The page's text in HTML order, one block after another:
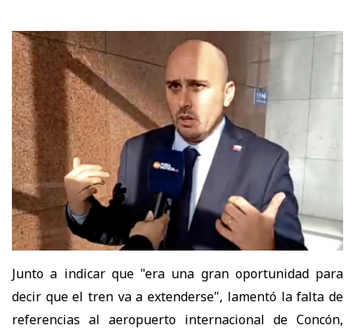
Junto a indicar que "era una gran oportunidad para
decir que el tren va a extenderse", lamentó la falta de
referencias al aeropuerto internacional de Concón,